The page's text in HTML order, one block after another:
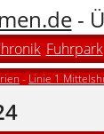
-
Fuhrpark
- Linie 1